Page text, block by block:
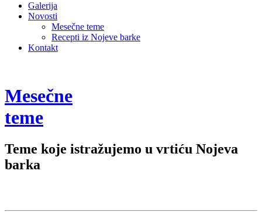
Galerija
Novosti
Mesečne teme
Recepti iz Nojeve barke
Kontakt
Mesečne
teme
Teme koje istražujemo u vrtiću Nojeva
barka